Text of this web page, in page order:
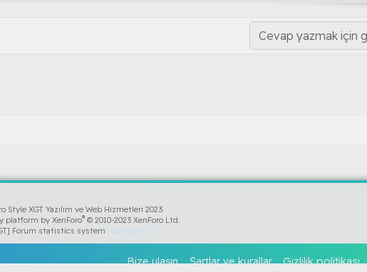
Cevap yazmak için
Style XGT Yazılım ve Web Hizmetleri 2023
platform by XenForo® © 2010-2023 XenForo Ltd.
Forum statistics system - XenGenTr
Bize ulaşın Şartlar ve kurallar Gizlilik politikası